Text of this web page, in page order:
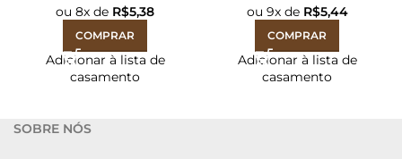
ou 8x de R$5,38
COMPRAR
Adicionar à lista de
casamento
ou 9x de R$5,44
COMPRAR
Adicionar à lista de
casamento
SOBRE NÓS